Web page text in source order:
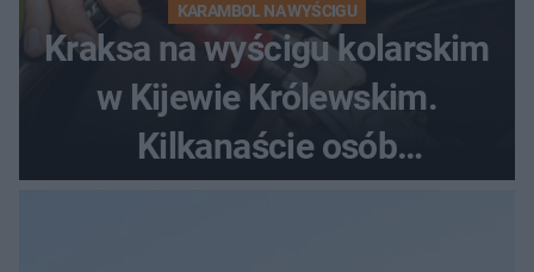
KARAMBOL NA WYŚCIGU
Kraksa na wyścigu kolarskim
w Kijewie Królewskim.
Kilkanaście osób